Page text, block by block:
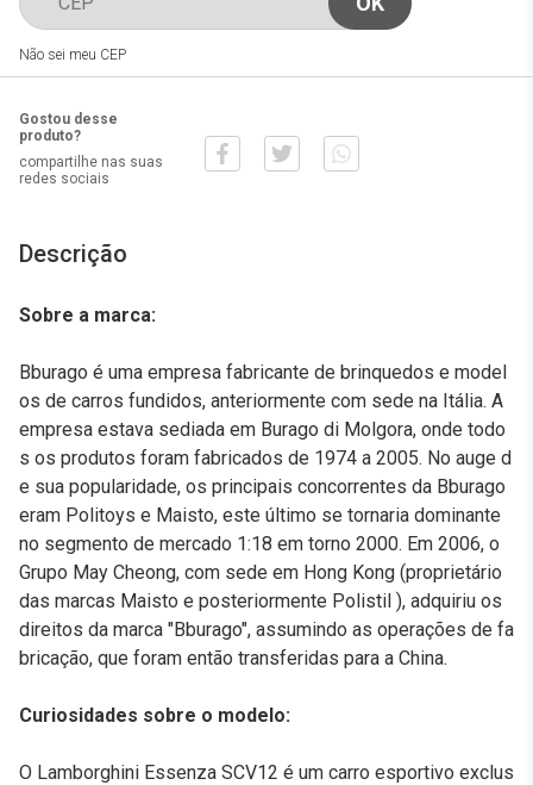
Não sei meu CEP
Gostou desse
produto?
compartilhe nas suas
redes sociais
Descrição
Sobre a marca:
Bburago é uma empresa fabricante de brinquedos e model
os de carros fundidos, anteriormente com sede na Itália. A
empresa estava sediada em Burago di Molgora, onde todo
s os produtos foram fabricados de 1974 a 2005. No auge d
e sua popularidade, os principais concorrentes da Bburago
eram Politoys e Maisto, este último se tornaria dominante
no segmento de mercado 1:18 em torno 2000. Em 2006, o
Grupo May Cheong, com sede em Hong Kong (proprietário
das marcas Maisto e posteriormente Polistil ), adquiriu os
direitos da marca "Bburago", assumindo as operações de fa
bricação, que foram então transferidas para a China.
Curiosidades sobre o modelo:
O Lamborghini Essenza SCV12 é um carro esportivo exclus